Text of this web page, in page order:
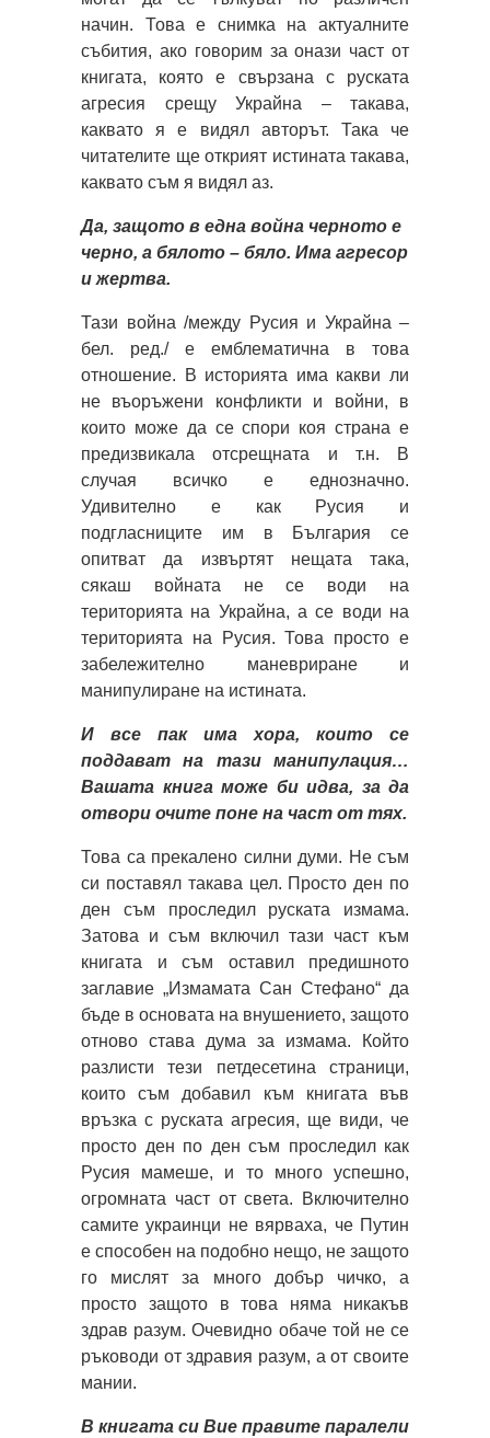
начин. Това е снимка на актуалните
събития, ако говорим за онази част от
книгата, която е свързана с руската
агресия срещу Украйна – такава,
каквато я е видял авторът. Така че
читателите ще открият истината такава,
каквато съм я видял аз.
Да, защото в една война черното е
черно, а бялото – бяло. Има агресор
и жертва.
Тази война /между Русия и Украйна –
бел. ред./ е емблематична в това
отношение. В историята има какви ли
не въоръжени конфликти и войни, в
които може да се спори коя страна е
предизвикала отсрещната и т.н. В
случая всичко е еднозначно.
Удивително е как Русия и
подгласниците им в България се
опитват да извъртят нещата така,
сякаш войната не се води на
територията на Украйна, а се води на
територията на Русия. Това просто е
забележително маневриране и
манипулиране на истината.
И все пак има хора, които се
поддават на тази манипулация…
Вашата книга може би идва, за да
отвори очите поне на част от тях.
Това са прекалено силни думи. Не съм
си поставял такава цел. Просто ден по
ден съм проследил руската измама.
Затова и съм включил тази част към
книгата и съм оставил предишното
заглавие „Измамата Сан Стефано“ да
бъде в основата на внушението, защото
отново става дума за измама. Който
разлисти тези петдесетина страници,
които съм добавил към книгата във
връзка с руската агресия, ще види, че
просто ден по ден съм проследил как
Русия мамеше, и то много успешно,
огромната част от света. Включително
самите украинци не вярваха, че Путин
е способен на подобно нещо, не защото
го мислят за много добър чичко, а
просто защото в това няма никакъв
здрав разум. Очевидно обаче той не се
ръководи от здравия разум, а от своите
мании.
В книгата си Вие правите паралели